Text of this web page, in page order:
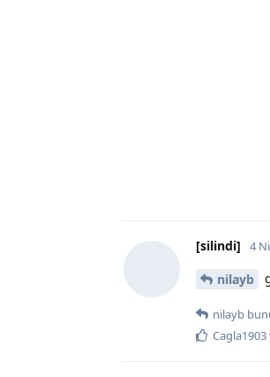
[silindi] 4
nilayb
nilayb
Cagla1903